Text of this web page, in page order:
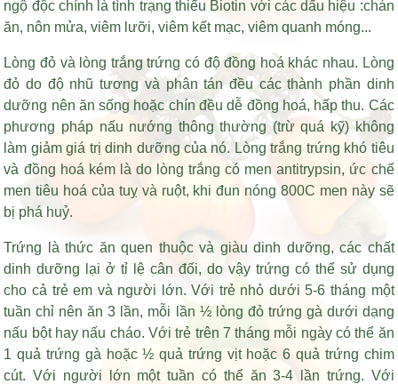
ngộ độc chính là tình trạng thiếu Biotin với các dấu hiệu :chán
ăn, nôn mửa, viêm lưỡi, viêm kết mạc, viêm quanh móng...
Lòng đỏ và lòng trắng trứng có độ đồng hoá khác nhau. Lòng
đỏ do độ nhũ tương và phân tán đều các thành phần dinh
dưỡng nên ăn sống hoặc chín đều dễ đồng hoá, hấp thu. Các
phương pháp nấu nướng thông thường (trừ quá kỹ) không
làm giảm giá trị dinh dưỡng của nó. Lòng trắng trứng khó tiêu
và đồng hoá kém là do lòng trắng có men antitrypsin, ức chế
men tiêu hoá của tuỵ và ruột, khi đun nóng 800C men này sẽ
bị phá huỷ.
Trứng là thức ăn quen thuộc và giàu dinh dưỡng, các chất
dinh dưỡng lại ở tỉ lệ cân đối, do vậy trứng có thể sử dụng
cho cả trẻ em và người lớn. Với trẻ nhỏ dưới 5-6 tháng một
tuần chỉ nên ăn 3 lần, mỗi lần ½ lòng đỏ trứng gà dưới dạng
nấu bột hay nấu cháo. Với trẻ trên 7 tháng mỗi ngày có thể ăn
1 quả trứng gà hoặc ½ quả trứng vịt hoặc 6 quả trứng chim
cút. Với người lớn một tuần có thể ăn 3-4 lần trứng. Với